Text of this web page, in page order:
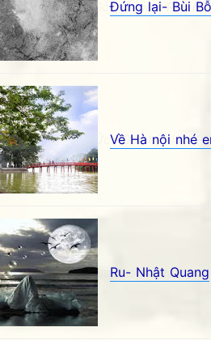
Đứng lại- Bùi
Bỗng Nhiên - Góc kỷ niệm Phố núi
Về Hà nội nhé
em- Miền Ký Ức - Góc kỷ niệm
Ru- Nhật Quang
- Góc kỷ niệm Phố núi và bạn